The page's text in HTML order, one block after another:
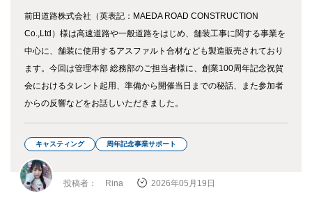
前田道路株式会社（英表記：MAEDA ROAD CONSTRUCTION
Co.,Ltd）様は高速道路や一般道路をはじめ、舗装工事に関する事業を
中心に、舗装に使用するアスファルト合材なども製造販売されており
ます。今回は管理本部 総務部のご担当者様に、創業100周年記念祝賀
会におけるタレント起用、準備から開催当日までの秘話、また参加者
からの反響などをお話しいただきました。
キャスティング 周年記念事業サポート
投稿者： Rina 2026年05月19日